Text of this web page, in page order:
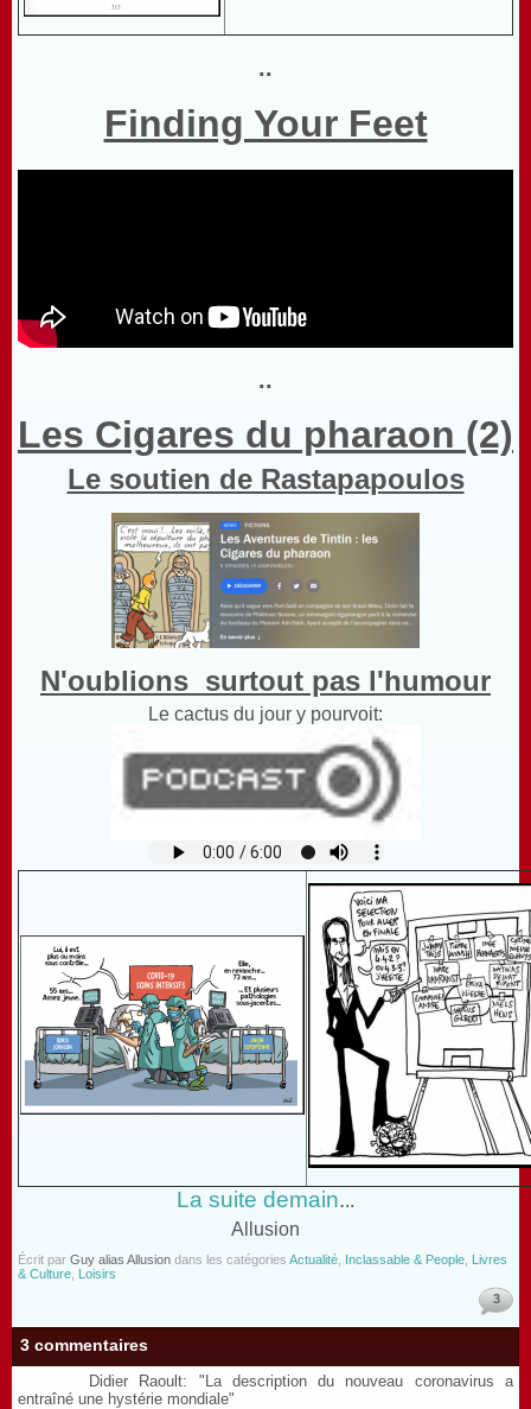
..
Finding Your Feet
..
Les Cigares du pharaon (2)
Le soutien de Rastapapoulos
N'oublions surtout pas l'humour
Le cactus du jour y pourvoit:
La suite demain...
Allusion
Écrit par Guy alias Allusion dans les catégories Actualité Inclassable & People Livres
& Culture Loisirs
3
3 commentaires
Didier Raoult: "La description du nouveau coronavirus a
entraîné une hystérie mondiale"